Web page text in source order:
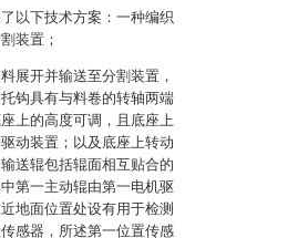
以下技术方案：一种编织
装置；
展开并输送至分割装置，
钩具有与料卷的转轴两端
上的高度可调，且底座上
动装置；以及底座上转动
送辊包括辊面相互贴合的
第一主动辊由第一电机驱
地面位置处设有用于检测
感器，所述第一位置传感